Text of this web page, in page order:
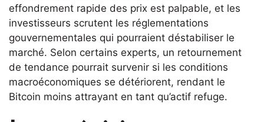
effondrement rapide des prix est palpable, et les
investisseurs scrutent les réglementations
gouvernementales qui pourraient déstabiliser le
marché. Selon certains experts, un retournement
de tendance pourrait survenir si les conditions
macroéconomiques se détériorent, rendant le
Bitcoin moins attrayant en tant qu’actif refuge.